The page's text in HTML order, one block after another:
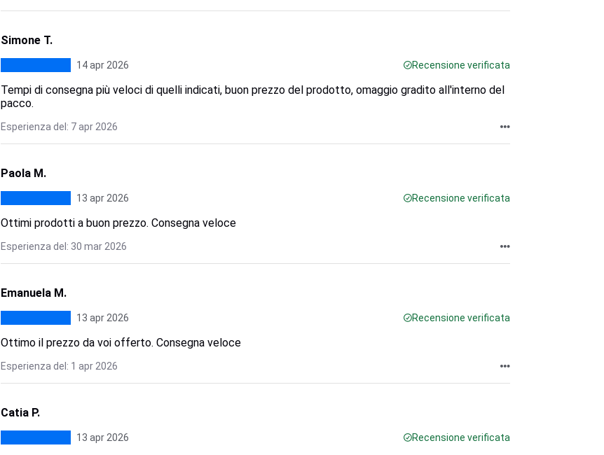
Simone T.
14 apr 2026 Recensione verificata
Tempi di consegna più veloci di quelli indicati, buon prezzo del prodotto, omaggio gradito all'interno del
pacco.
Esperienza del: 7 apr 2026
Paola M.
13 apr 2026 Recensione verificata
Ottimi prodotti a buon prezzo. Consegna veloce
Esperienza del: 30 mar 2026
Emanuela M.
13 apr 2026 Recensione verificata
Ottimo il prezzo da voi offerto. Consegna veloce
Esperienza del: 1 apr 2026
Catia P.
13 apr 2026 Recensione verificata